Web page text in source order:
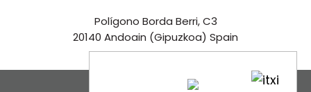
Polígono Borda Berri, C3
20140 Andoain (Gipuzkoa) Spain